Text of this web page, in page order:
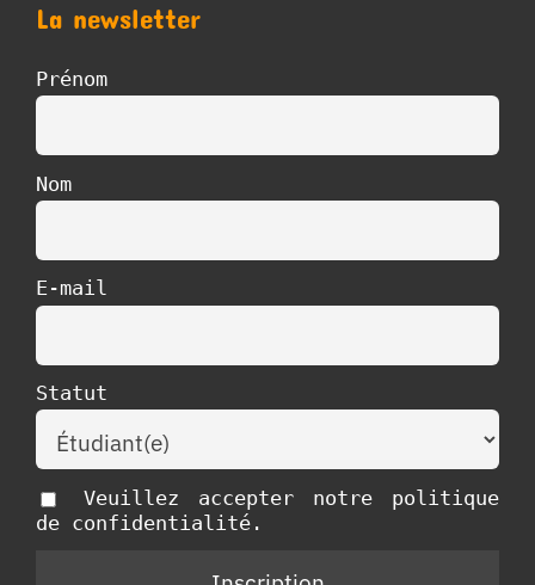
La newsletter
Prénom
Nom
E-mail
Statut
Veuillez accepter notre politique
de confidentialité.